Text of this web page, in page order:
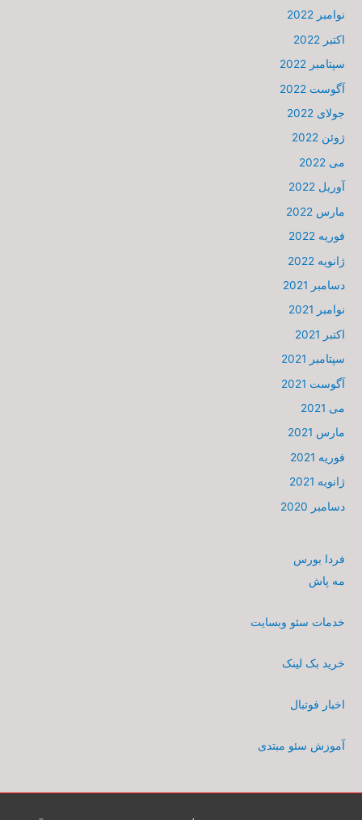
نوامبر 2022
اکتبر 2022
سپتامبر 2022
آگوست 2022
جولای 2022
ژوئن 2022
می 2022
آوریل 2022
مارس 2022
فوریه 2022
ژانویه 2022
دسامبر 2021
نوامبر 2021
اکتبر 2021
سپتامبر 2021
آگوست 2021
می 2021
مارس 2021
فوریه 2021
ژانویه 2021
دسامبر 2020
فردا بورس
مه پاش
خدمات سئو وبسایت
خرید بک لینک
اخبار فوتبال
آموزش سئو مبتدی